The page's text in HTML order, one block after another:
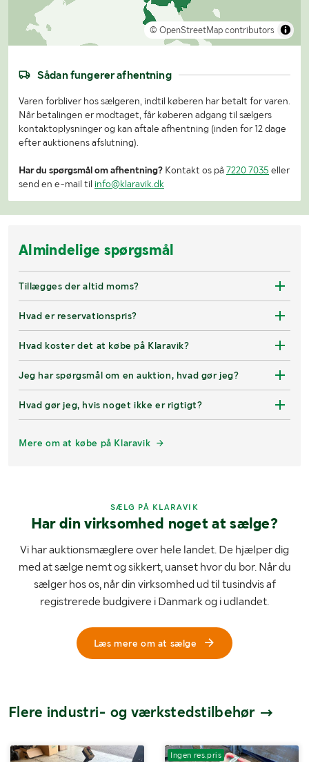
© OpenStreetMap contributors
Sådan fungerer afhentning
Varen forbliver hos sælgeren, indtil køberen har betalt for varen.
Når betalingen er modtaget, får køberen adgang til sælgers
kontaktoplysninger og kan aftale afhentning (inden for 12 dage
efter auktionens afslutning).
Har du spørgsmål om afhentning? Kontakt os på 7220 7035 eller
send en e-mail til info@klaravik.dk
Almindelige spørgsmål
Tillægges der altid moms?
Hvad er reservationspris?
Hvad koster det at købe på Klaravik?
Jeg har spørgsmål om en auktion, hvad gør jeg?
Hvad gør jeg, hvis noget ikke er rigtigt?
Mere om at købe på Klaravik
SÆLG PÅ KLARAVIK
Har din virksomhed noget at sælge?
Vi har auktionsmæglere over hele landet. De hjælper dig
med at sælge nemt og sikkert, uanset hvor du bor. Når du
sælger hos os, når din virksomhed ud til tusindvis af
registrerede budgivere i Danmark og i udlandet.
Læs mere om at sælge
Flere industri- og værkstedstilbehør
Ingen res.pris